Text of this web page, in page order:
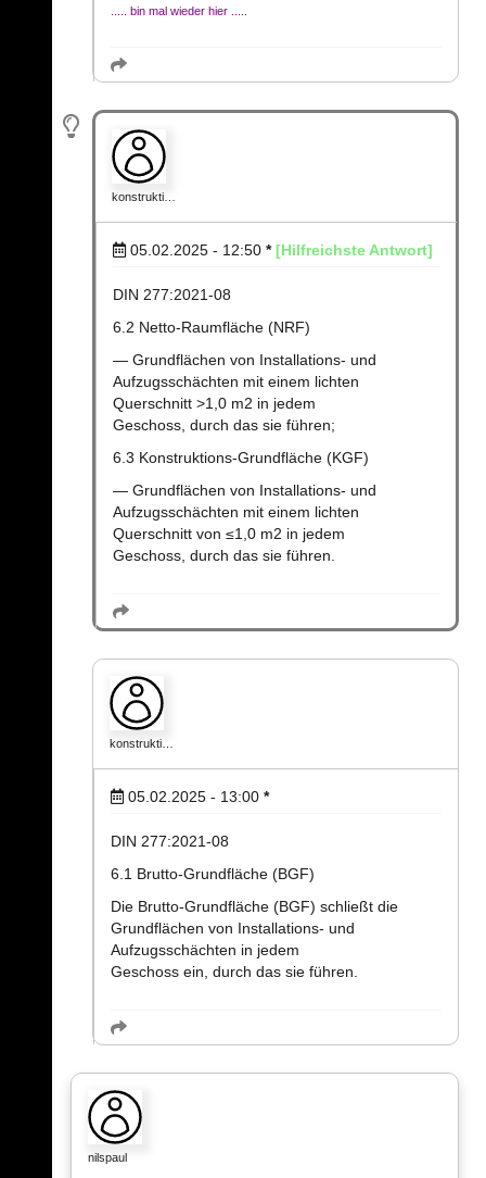
..... bin mal wieder hier .....
konstrukti…
05.02.2025 - 12:50 * [Hilfreichste Antwort]
DIN 277:2021-08
6.2 Netto-Raumfläche (NRF)
— Grundflächen von Installations- und
Aufzugsschächten mit einem lichten
Querschnitt >1,0 m2 in jedem
Geschoss, durch das sie führen;
6.3 Konstruktions-Grundfläche (KGF)
— Grundflächen von Installations- und
Aufzugsschächten mit einem lichten
Querschnitt von ≤1,0 m2 in jedem
Geschoss, durch das sie führen.
konstrukti…
05.02.2025 - 13:00 *
DIN 277:2021-08
6.1 Brutto-Grundfläche (BGF)
Die Brutto-Grundfläche (BGF) schließt die
Grundflächen von Installations- und
Aufzugsschächten in jedem
Geschoss ein, durch das sie führen.
nilspaul